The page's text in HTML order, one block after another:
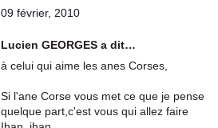
09 février, 2010
Lucien GEORGES a dit…
à celui qui aime les anes Corses,
Si l'ane Corse vous met ce que je pense
quelque part,c'est vous qui allez faire